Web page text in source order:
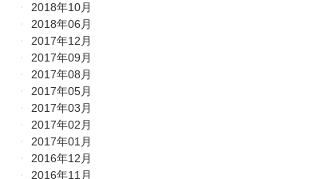
2018年10月
2018年06月
2017年12月
2017年09月
2017年08月
2017年05月
2017年03月
2017年02月
2017年01月
2016年12月
2016年11月